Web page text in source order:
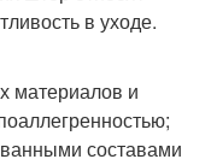
в уходе.
материалов и
составами